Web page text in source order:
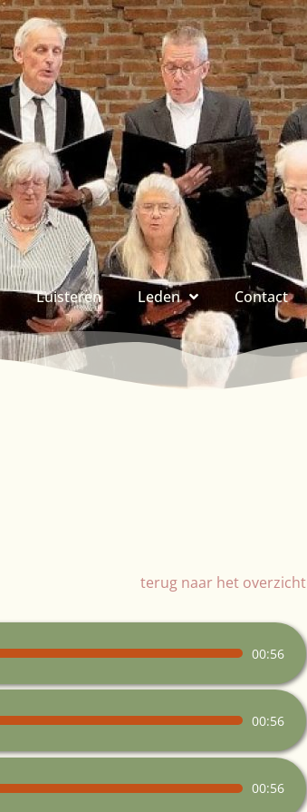
Luisteren Leden Contact
terug naar het overzicht
00:56
00:56
00:56